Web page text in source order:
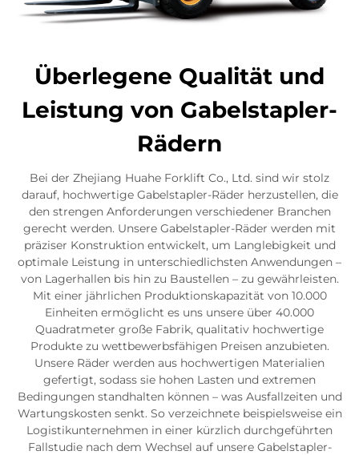
Überlegene Qualität und
Leistung von Gabelstapler-
Rädern
Bei der Zhejiang Huahe Forklift Co., Ltd. sind wir stolz
darauf, hochwertige Gabelstapler-Räder herzustellen, die
den strengen Anforderungen verschiedener Branchen
gerecht werden. Unsere Gabelstapler-Räder werden mit
präziser Konstruktion entwickelt, um Langlebigkeit und
optimale Leistung in unterschiedlichsten Anwendungen –
von Lagerhallen bis hin zu Baustellen – zu gewährleisten.
Mit einer jährlichen Produktionskapazität von 10.000
Einheiten ermöglicht es uns unsere über 40.000
Quadratmeter große Fabrik, qualitativ hochwertige
Produkte zu wettbewerbsfähigen Preisen anzubieten.
Unsere Räder werden aus hochwertigen Materialien
gefertigt, sodass sie hohen Lasten und extremen
Bedingungen standhalten können – was Ausfallzeiten und
Wartungskosten senkt. So verzeichnete beispielsweise ein
Logistikunternehmen in einer kürzlich durchgeführten
Fallstudie nach dem Wechsel auf unsere Gabelstapler-